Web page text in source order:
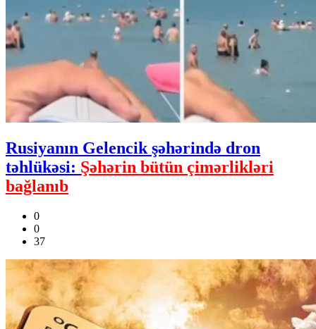
Rusiyanın Gelencik şəhərində dron
təhlükəsi: Şəhərin bütün çimərlikləri
bağlanıb
0
0
37